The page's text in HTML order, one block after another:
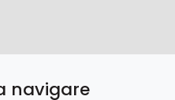
navigare